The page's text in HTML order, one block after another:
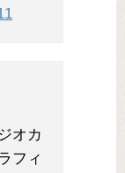
オカ
フィ